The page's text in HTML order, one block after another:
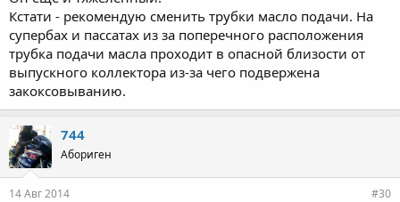
Кстати - рекомендую сменить трубки масло подачи. На
супербах и пассатах из за поперечного расположения
трубка подачи масла проходит в опасной близости от
выпускного коллектора из-за чего подвержена
закоксовыванию.
744
Абориген
14 Авг 2014 #30